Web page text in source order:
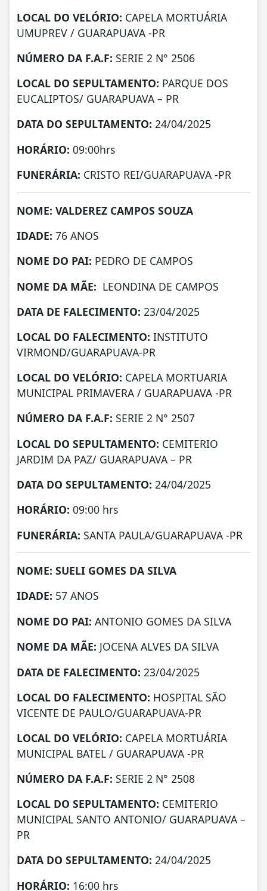
LOCAL DO VELÓRIO: CAPELA MORTUÁRIA
UMUPREV / GUARAPUAVA -PR
NÚMERO DA F.A.F: SERIE 2 N° 2506
LOCAL DO SEPULTAMENTO: PARQUE DOS
EUCALIPTOS/ GUARAPUAVA – PR
DATA DO SEPULTAMENTO: 24/04/2025
HORÁRIO: 09:00hrs
FUNERÁRIA: CRISTO REI/GUARAPUAVA -PR
NOME: VALDEREZ CAMPOS SOUZA
IDADE: 76 ANOS
NOME DO PAI: PEDRO DE CAMPOS
NOME DA MÃE: LEONDINA DE CAMPOS
DATA DE FALECIMENTO: 23/04/2025
LOCAL DO FALECIMENTO: INSTITUTO
VIRMOND/GUARAPUAVA-PR
LOCAL DO VELÓRIO: CAPELA MORTUARIA
MUNICIPAL PRIMAVERA / GUARAPUAVA -PR
NÚMERO DA F.A.F: SERIE 2 N° 2507
LOCAL DO SEPULTAMENTO: CEMITERIO
JARDIM DA PAZ/ GUARAPUAVA – PR
DATA DO SEPULTAMENTO: 24/04/2025
HORÁRIO: 09:00 hrs
FUNERÁRIA: SANTA PAULA/GUARAPUAVA -PR
NOME: SUELI GOMES DA SILVA
IDADE: 57 ANOS
NOME DO PAI: ANTONIO GOMES DA SILVA
NOME DA MÃE: JOCENA ALVES DA SILVA
DATA DE FALECIMENTO: 23/04/2025
LOCAL DO FALECIMENTO: HOSPITAL SÃO
VICENTE DE PAULO/GUARAPUAVA-PR
LOCAL DO VELÓRIO: CAPELA MORTUÁRIA
MUNICIPAL BATEL / GUARAPUAVA -PR
NÚMERO DA F.A.F: SERIE 2 N° 2508
LOCAL DO SEPULTAMENTO: CEMITERIO
MUNICIPAL SANTO ANTONIO/ GUARAPUAVA –
PR
DATA DO SEPULTAMENTO: 24/04/2025
HORÁRIO: 16:00 hrs